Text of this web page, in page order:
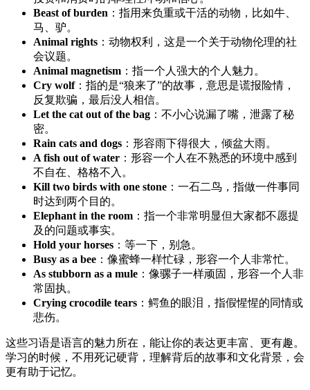
Beast of burden ：指用来负重或干活的动物，比如牛、
马、驴。
Animal rights ：动物权利，这是一个关于动物伦理的社
会议题。
Animal magnetism ：指一个人强大的个人魅力。
Cry wolf：指的是“狼来了”的故事，意思是谎报险情，
反复欺骗，最后没人相信。
Let the cat out of the bag ：不小心说漏了嘴，泄露了秘
密。
Rain cats and dogs ：形容雨下得很大，倾盆大雨。
A fish out of water ：形容一个人在不熟悉的环境中感到
不自在、格格不入。
Kill two birds with one stone ：一石二鸟，指做一件事同
时达到两个目的。
Elephant in the room ：指一个非常明显但大家都不愿提
及的问题或事实。
Hold your horses ：等一下，别急。
Busy as a bee ：像蜜蜂一样忙碌，形容一个人非常忙。
As stubborn as a mule ：像骡子一样顽固，形容一个人非
常固执。
Crying crocodile tears ：鳄鱼的眼泪，指假惺惺的同情或
悲伤。
这些习语是语言的魅力所在，能让你的表达更丰富、更有趣。
学习的时候，不用死记硬背，理解背后的故事和文化背景，会
更有助于记忆。